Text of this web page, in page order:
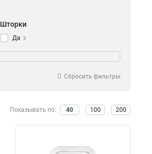
Шторки
Да 3
Сбросить фильтры
Показывать по: 40 100 200